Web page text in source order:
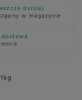
dzisiaj
w magazynie